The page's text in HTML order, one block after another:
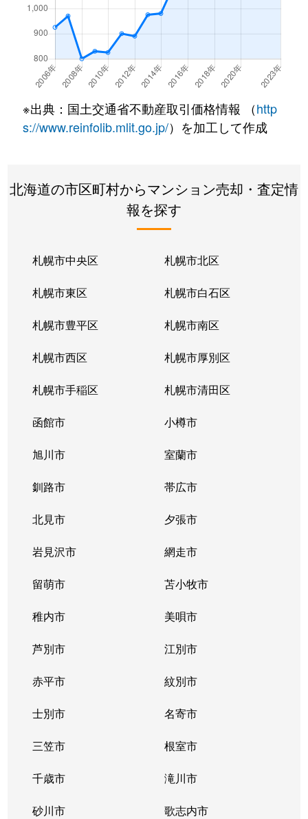
※出典：国土交通省不動産取引価格情報 （http
s://www.reinfolib.mlit.go.jp/）を加工して作成
北海道の市区町村からマンション売却・査定情
報を探す
札幌市中央区 札幌市北区
札幌市東区 札幌市白石区
札幌市豊平区 札幌市南区
札幌市西区 札幌市厚別区
札幌市手稲区 札幌市清田区
函館市 小樽市
旭川市 室蘭市
釧路市 帯広市
北見市 夕張市
岩見沢市 網走市
留萌市 苫小牧市
稚内市 美唄市
芦別市 江別市
赤平市 紋別市
士別市 名寄市
三笠市 根室市
千歳市 滝川市
砂川市 歌志内市